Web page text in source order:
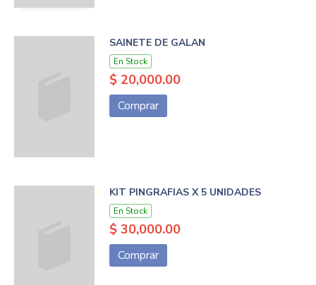
SAINETE DE GALAN
En Stock
$ 20,000.00
Comprar
KIT PINGRAFIAS X 5 UNIDADES
En Stock
$ 30,000.00
Comprar